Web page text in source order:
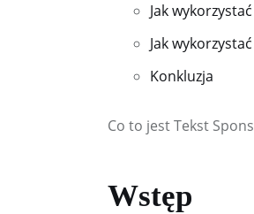
Jak
Jak
Konkluzja
Co to jest Tekst
Wstęp